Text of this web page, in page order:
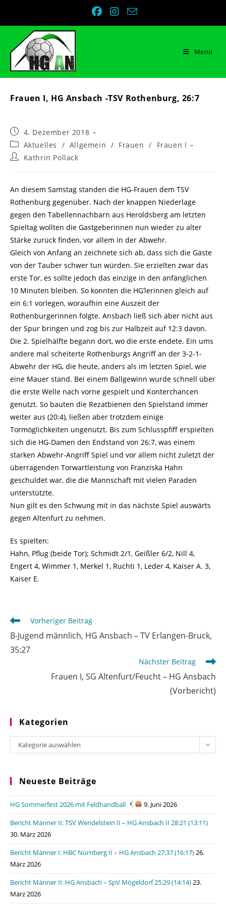
Menü
Frauen I, HG Ansbach -TSV Rothenburg, 26:7
Beitrag
veröffentlicht:
4. Dezember 2018
Beitrags-
Kategorie:
Aktuelles / Allgemein / Frauen /
Frauen I
Beitrags-
Kathrin Pollack
An diesem Samstag standen die HG-Frauen dem TSV
Rothenburg gegenüber. Nach der knappen Niederlage
gegen den Tabellennachbarn aus Heroldsberg am letzten
Spieltag wollten die Gastgeberinnen nun wieder zu alter
Stärke zurück finden, vor allem in der Abwehr.
Gleich von Anfang an zeichnete sich ab, dass sich die Gäste
von der Tauber schwer tun würden. Sie erzielten zwar das
erste Tor, es sollte jedoch das einzige in den anfänglichen
10 Minuten bleiben. So konnten die HG’lerinnen gleich auf
ein 6:1 vorlegen, woraufhin eine Auszeit der
Rothenburgerinnen folgte. Ansbach ließ sich aber nicht aus
der Spur bringen und zog bis zur Halbzeit auf 12:3 davon.
Die 2. Spielhälfte begann dort, wo die erste endete. Ein ums
andere mal scheiterte Rothenburgs Angriff an der 3-2-1-
Abwehr der HG, die heute, anders als im letzten Spiel, wie
eine Mauer stand. Bei einem Ballgewinn wurde schnell über
die erste Welle nach vorne gespielt und Konterchancen
genutzt. So bauten die Rezatbienen den Spielstand immer
weiter aus (20:4), ließen aber trotzdem einige
Tormöglichkeiten ungenutzt. Bis zum Schlusspfiff erspielten
sich die HG-Damen den Endstand von 26:7, was einem
starken Abwehr-Angriff Spiel und vor allem nicht zuletzt der
überragenden Torwartleistung von Franziska Hahn
geschuldet war, die die Mannschaft mit vielen Paraden
unterstützte.
Nun gilt es den Schwung mit in das nächste Spiel auswärts
gegen Altenfurt zu nehmen.
Es spielten:
Hahn, Pflug (beide Tor); Schmidt 2/1, Geißler 6/2, Nill 4,
Engert 4, Wimmer 1, Merkel 1, Ruchti 1, Leder 4, Kaiser A. 3,
Kaiser E.
Weitere
Artikel
ansehen
Vorheriger Beitrag
B-Jugend männlich, HG Ansbach – TV Erlangen-Bruck,
35:27
Nächster Beitrag
Frauen I, SG Altenfurt/Feucht – HG Ansbach
(Vorbericht)
Kategorien
Kategorien
Kategorie auswählen
Neueste Beiträge
HG Sommerfest 2026 mit Feldhandball
9. Juni 2026
Bericht Männer II: TSV Wendelstein II – HG Ansbach II 28:21 (13:11)
30. März 2026
Bericht Männer I: HBC Nürnberg II – HG Ansbach 27:37 (16:17)26.
März 2026
Bericht Männer II: HG Ansbach – SpV Mögeldorf 25:29 (14:14)23.
März 2026